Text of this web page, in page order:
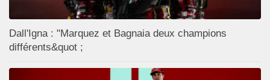
Dall'Igna : "Marquez et Bagnaia deux champions
différents&quot ;